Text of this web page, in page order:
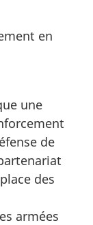
en
une
de
des
armées